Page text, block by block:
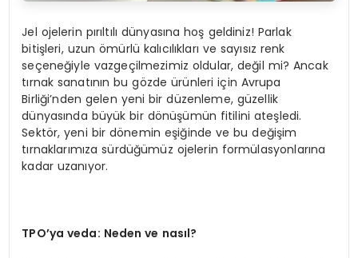
Jel ojelerin pırıltılı dünyasına hoş geldiniz! Parlak
bitişleri, uzun ömürlü kalıcılıkları ve sayısız renk
seçeneğiyle vazgeçilmezimiz oldular, değil mi? Ancak
tırnak sanatının bu gözde ürünleri için Avrupa
Birliği’nden gelen yeni bir düzenleme, güzellik
dünyasında büyük bir dönüşümün fitilini ateşledi.
Sektör, yeni bir dönemin eşiğinde ve bu değişim
tırnaklarımıza sürdüğümüz ojelerin formülasyonlarına
kadar uzanıyor.
TPO’ya veda: Neden ve nasıl?